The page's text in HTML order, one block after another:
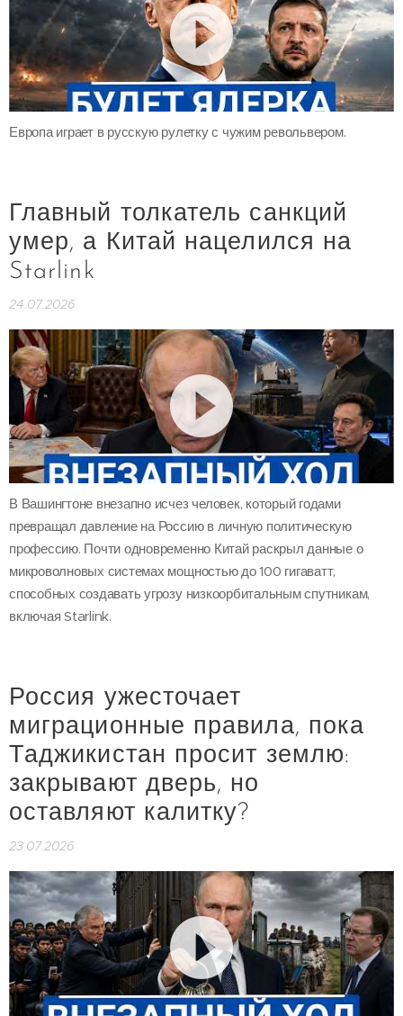
Европа играет в русскую рулетку с чужим револьвером.
Главный толкатель санкций
умер, а Китай нацелился на
Starlink
24.07.2026
В Вашингтоне внезапно исчез человек, который годами
превращал давление на Россию в личную политическую
профессию. Почти одновременно Китай раскрыл данные о
микроволновых системах мощностью до 100 гигаватт,
способных создавать угрозу низкоорбитальным спутникам,
включая Starlink.
Россия ужесточает
миграционные правила, пока
Таджикистан просит землю:
закрывают дверь, но
оставляют калитку?
23.07.2026